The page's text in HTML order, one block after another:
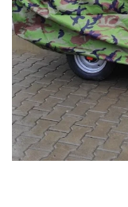
➔ Cu Remorca
➔ Cu Remorca Fara
➔ Cu Volan
➔ Fara Permis
➔ 4000W
⬇ MARCI
➔ Volta
➔ Kuba